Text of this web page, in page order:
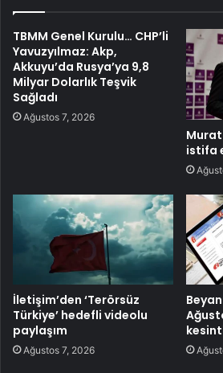
TBMM Genel Kurulu… CHP’li
Yavuzyılmaz: Akp,
Akkuyu’da Rusya’ya 9,8
Milyar Dolarlık Teşvik
Sağladı
Ağustos 7, 2026
Murat
istifa
İletişim’den ‘Terörsüz
Türkiye’ hedefli videolu
paylaşım
Ağustos 7, 2026